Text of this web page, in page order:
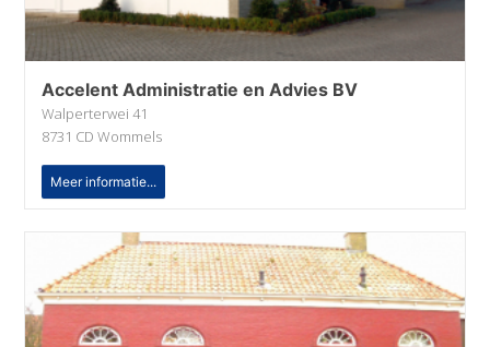
Accelent Administratie en Advies BV
Walperterwei 41
8731 CD Wommels
Meer informatie...